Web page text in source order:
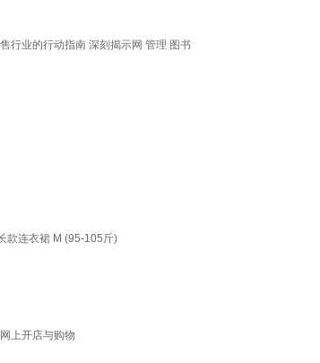
行业的行动指南 深刻揭示网 管理 图书
款连衣裙 M (95-105斤)
上开店与购物